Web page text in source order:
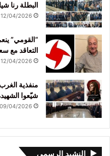
البطلة رنا
12/04/2026
“القومي”
التعاقد مع
12/04/2026
منفذية
شيّعوا
09/04/2026
النشيد الرسمي